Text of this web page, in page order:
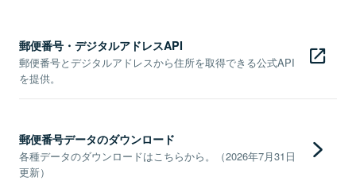
郵便番号・デジタルアドレスAPI
郵便番号とデジタルアドレスから住所を取得できる公式API
を提供。
郵便番号データのダウンロード
各種データのダウンロードはこちらから。（2026年7月31日
更新）